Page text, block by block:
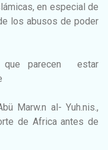
en especial de
los abusos de poder
que parecen estar
Marw.n al- Yuh.nis.,
de Africa antes de